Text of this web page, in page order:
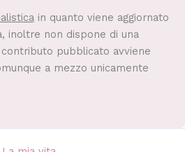
in quanto viene aggiornato
inoltre non dispone di una
pubblicato avviene
a mezzo unicamente